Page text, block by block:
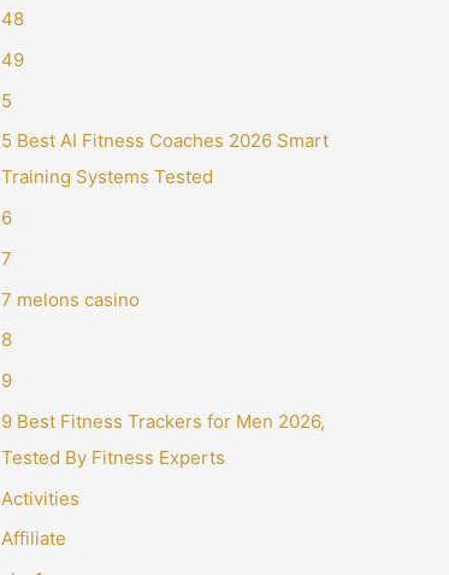
48
49
5
5 Best AI Fitness Coaches 2026 Smart
Training Systems Tested
6
7
7 melons casino
8
9
9 Best Fitness Trackers for Men 2026,
Tested By Fitness Experts
Activities
Affiliate